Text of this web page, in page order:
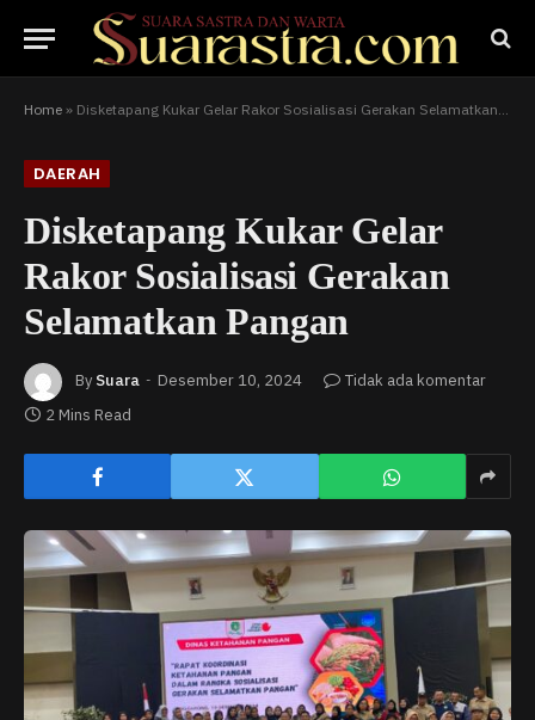
Home » Disketapang Kukar Gelar Rakor Sosialisasi Gerakan Selamatkan Pangan
DAERAH
Disketapang Kukar Gelar
Rakor Sosialisasi Gerakan
Selamatkan Pangan
By Suara Desember 10, 2024
Tidak ada komentar
2 Mins Read